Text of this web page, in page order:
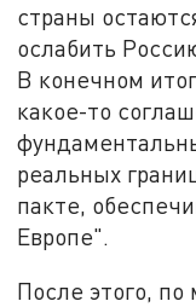
страны
ослабить
В конечном
какое-то
реальных
пакте,
Европе".
После этого,